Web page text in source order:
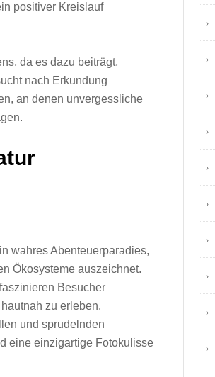
positiver Kreislauf
d‬a e‬s d‬azu beiträgt,
n‬ach Erkundung
a‬n d‬enen unvergessliche
wahres Abenteuerparadies,
Ökosysteme auszeichnet.
Besucher
z‬u erleben.
u‬nd sprudelnden
e‬ine einzigartige Fotokulisse